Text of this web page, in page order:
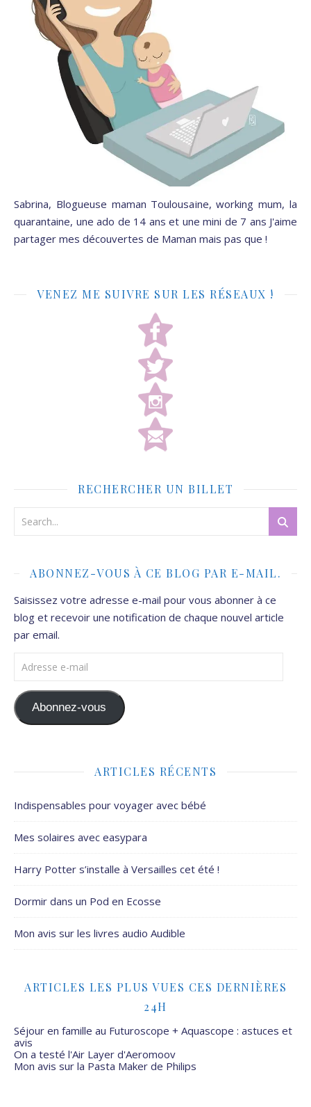
Sabrina, Blogueuse maman Toulousaine, working mum, la
quarantaine, une ado de 14 ans et une mini de 7 ans J'aime
partager mes découvertes de Maman mais pas que !
VENEZ ME SUIVRE SUR LES RÉSEAUX !
RECHERCHER UN BILLET
ABONNEZ-VOUS À CE BLOG PAR E-MAIL.
Saisissez votre adresse e-mail pour vous abonner à ce
blog et recevoir une notification de chaque nouvel article
par email.
Adresse e-mail
Abonnez-vous
ARTICLES RÉCENTS
Indispensables pour voyager avec bébé
Mes solaires avec easypara
Harry Potter s’installe à Versailles cet été !
Dormir dans un Pod en Ecosse
Mon avis sur les livres audio Audible
ARTICLES LES PLUS VUES CES DERNIÈRES
24H
Séjour en famille au Futuroscope + Aquascope : astuces et
avis
On a testé l'Air Layer d'Aeromoov
Mon avis sur la Pasta Maker de Philips